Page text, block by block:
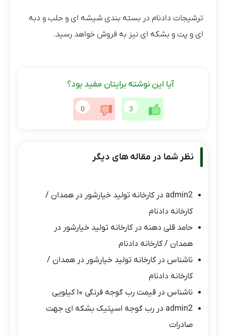
ترشیجات دادنام در بسته بندی شیشه ای و حلب و دبه
ای و پت و بشکه ای نیز به فروش خواهد رسید.
آیا این نوشته برایتان مفید بود؟
3
0
نظر شما در مقاله های دیگر
admin2 درکارخانه تولید خیارشور در همدان /
کارخانه دادنام
حامد قلی دهنه درکارخانه تولید خیارشور در
همدان / کارخانه دادنام
ناشناس درکارخانه تولید خیارشور در همدان /
کارخانه دادنام
ناشناس درقیمت رب گوجه فرنگی ۱۰ کیلویی
admin2 دررب گوجه اسپتیک بشکه ای جهت
صادرات